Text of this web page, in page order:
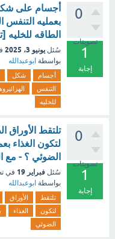
0
تصويتات
1
إجابة
أجسام على
بعمليه التنفس
الطاقه للخليه
سُئل يونيو 3، 2025
بواسطة ابوعبدالله
أجسام شكل
التنفس
للخليه
0
تصويتات
1
إجابة
تلتقط
لتكون الغذاء
الضوئي ؟ - مع
سُئل فبراير 19 في
بواسطة ابوعبدالله
تلتقط الأوراق
لتكون
الغذاء
الضوئي